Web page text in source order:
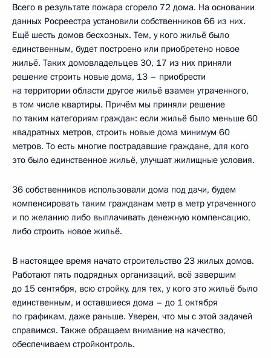
Всего в результате пожара сгорело 72 дома. На основании
данных Росреестра установили собственников 66 из них.
Ещё шесть домов бесхозных. Тем, у кого жильё было
единственным, будет построено или приобретено новое
жильё. Таких домовладельцев 30, 17 из них приняли
решение строить новые дома, 13 – приобрести
на территории области другое жильё взамен утраченного,
в том числе квартиры. Причём мы приняли решение
по таким категориям граждан: если жильё было меньше 60
квадратных метров, строить новые дома минимум 60
метров. То есть многие пострадавшие граждане, для кого
это было единственное жильё, улучшат жилищные условия.
36 собственников использовали дома под дачи, будем
компенсировать таким гражданам метр в метр утраченного
и по желанию либо выплачивать денежную компенсацию,
либо строить новое жильё.
В настоящее время начато строительство 23 жилых домов.
Работают пять подрядных организаций, всё завершим
до 15 сентября, всю стройку, для тех, у кого это жильё было
единственным, и оставшиеся дома – до 1 октября
по графикам, даже раньше. Уверен, что мы с этой задачей
справимся. Также обращаем внимание на качество,
обеспечиваем стройконтроль.